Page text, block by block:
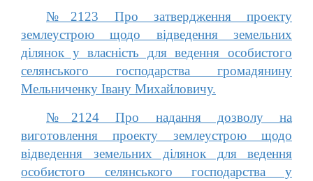
№2123 Про затвердження проекту
землеустрою щодо відведення земельних
ділянок у власність для ведення особистого
селянського господарства громадянину
Мельниченку Івану Михайловичу.
№2124 Про надання дозволу на
виготовлення проекту землеустрою щодо
відведення земельних ділянок для ведення
особистого селянського господарства у